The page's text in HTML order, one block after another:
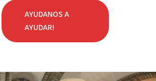
AYUDANOS A
AYUDAR!